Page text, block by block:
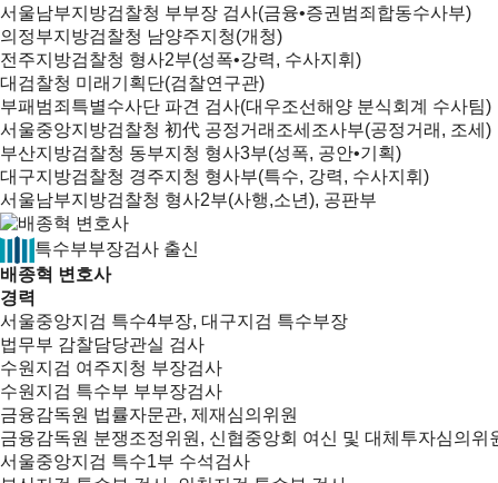
서울남부지방검찰청 부부장 검사(금융•증권범죄합동수사부)
의정부지방검찰청 남양주지청(개청)
전주지방검찰청 형사2부(성폭•강력, 수사지휘)
대검찰청 미래기획단(검찰연구관)
부패범죄특별수사단 파견 검사(대우조선해양 분식회계 수사팀)
서울중앙지방검찰청 初代 공정거래조세조사부(공정거래, 조세)
부산지방검찰청 동부지청 형사3부(성폭, 공안•기획)
대구지방검찰청 경주지청 형사부(특수, 강력, 수사지휘)
서울남부지방검찰청 형사2부(사행,소년), 공판부
특수부부장검사 출신
배종혁 변호사
경력
서울중앙지검 특수4부장, 대구지검 특수부장
법무부 감찰담당관실 검사
수원지검 여주지청 부장검사
수원지검 특수부 부부장검사
금융감독원 법률자문관, 제재심의위원
금융감독원 분쟁조정위원, 신협중앙회 여신 및 대체투자심의위
서울중앙지검 특수1부 수석검사